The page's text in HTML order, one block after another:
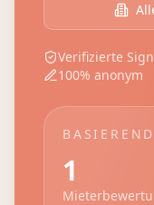
Verifizierte
100% anonym
1